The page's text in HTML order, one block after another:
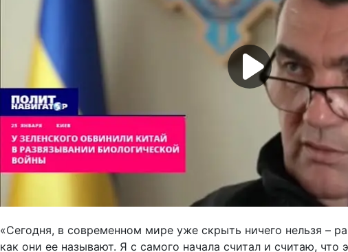
«Сегодня, в современном мире уже скрыть ничего нельзя –
как они ее называют. Я с самого начала считал и считаю, что